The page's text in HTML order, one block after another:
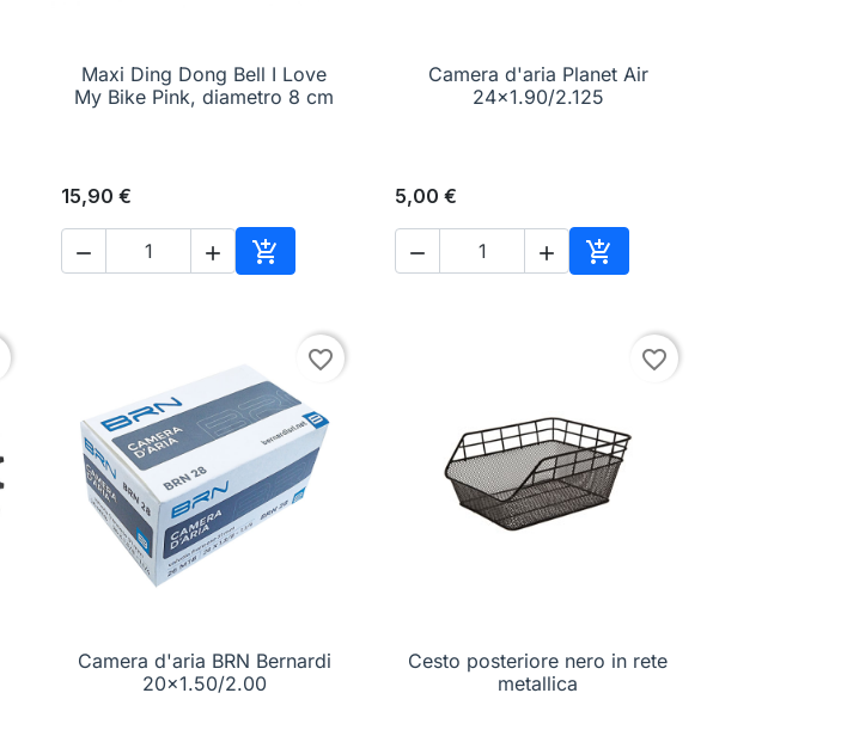
 Anteprima
Maxi Ding Dong Bell I Love
My Bike Pink, diametro 8 cm
15,90 €
  
Aggiungi al carrello
 Anteprima
Camera d'aria Planet Air
24x1.90/2.125
5,00 €
  
Aggiungi al carrello
favorite_border
 Anteprima
Camera d'aria BRN Bernardi
20x1.50/2.00
favorite_border
 Anteprima
Cesto posteriore nero in rete
metallica